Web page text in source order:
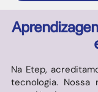
Na Etep,
tecnologia.